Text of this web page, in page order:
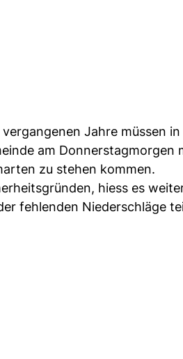
Jahre müssen
am
zu stehen kommen.
hiess es
fehlenden Niederschläge